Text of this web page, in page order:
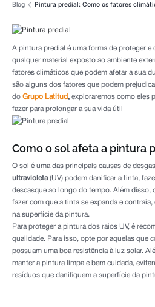
Blog
A pintura predial é uma forma de proteger e
qualquer material exposto ao ambiente
fatores climáticos que podem afetar a sua
são alguns dos fatores que podem
do Grupo Latitud, exploraremos como eles
fazer para prolongar a sua vida útil
Como o sol afeta a pintura
O sol é uma das principais causas de
ultravioleta(UV) podem danificar a tinta,
descasque ao longo do tempo. Além disso,
fazer com que a tinta se expanda e
na superfície da pintura.
Para proteger a pintura dos raios UV, é
qualidade. Para isso, opte por aquelas que
possuam uma boa resistência à luz solar.
manter a pintura limpa e bem cuidada,
resíduos que danifiquem a superfície da